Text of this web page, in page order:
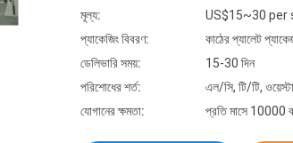
মূল্য:
US$15~30 per
প্যাকেজিং বিবরণ:
কাঠের প্যালেট
ডেলিভারি সময়:
15-30 দিন
পরিশোধের শর্ত:
এল/সি, টি/টি,
যোগানের ক্ষমতা:
প্রতি মাসে 10000